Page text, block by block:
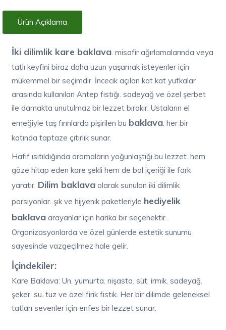
Ürün Açıklama
İki dilimlik kare baklava. misafir ağırlamalarında veya
tatlı keyfini biraz daha uzun yaşamak isteyenler için
mükemmel bir seçimdir. İncecik açılan kat kat yufkalar
arasında kullanılan Antep fıstığı. sadeyağ ve özel şerbet
ile damakta unutulmaz bir lezzet bırakır. Ustaların el
emeğiyle taş fırınlarda pişirilen bu baklava. her bir
katında taptaze çıtırlık sunar.
Hafif ısıtıldığında aromaların yoğunlaştığı bu lezzet. hem
göze hitap eden kare şekli hem de bol içeriği ile fark
yaratır. Dilim baklavaolarak sunulan iki dilimlik
porsiyonlar. şık ve hijyenik paketleriyle hediyelik
baklavaarayanlar için harika bir seçenektir.
Organizasyonlarda ve özel günlerde estetik sunumu
sayesinde vazgeçilmez hale gelir.
İçindekiler:
Kare Baklava: Un. yumurta. nişasta. süt. irmik. sadeyağ.
şeker. su. tuz ve özel firik fıstık. Her bir dilimde geleneksel
tatları sevenler için enfes bir lezzet sunar.